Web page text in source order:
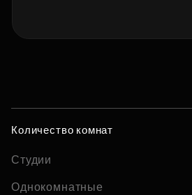
Количество комнат
Студии
Однокомнатные